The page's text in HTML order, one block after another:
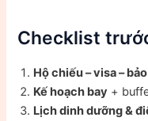
Checklist
Hộ chiếu – visa –
Kế hoạch bay +
Lịch dinh dưỡng &